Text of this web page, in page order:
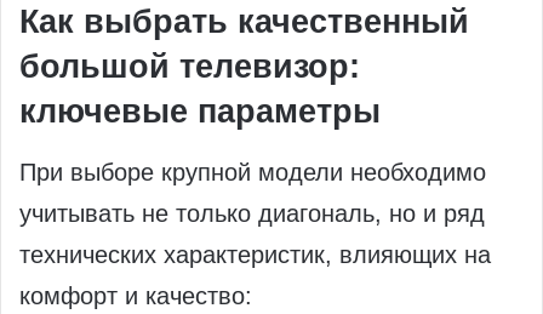
Как выбрать качественный
большой телевизор:
ключевые параметры
При выборе крупной модели необходимо
учитывать не только диагональ, но и ряд
технических характеристик, влияющих на
комфорт и качество: